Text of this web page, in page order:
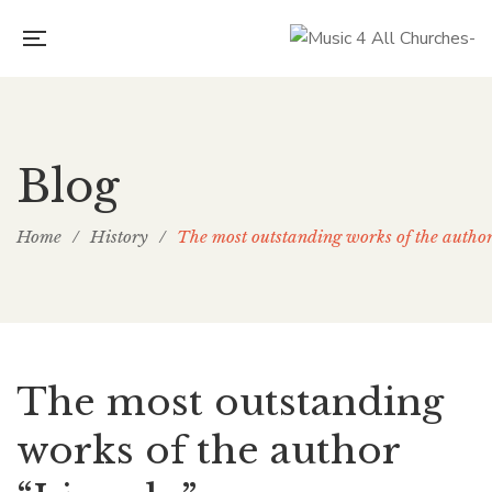
Blog
Home / History / The most outstanding works of the
The most outstanding
works of the author